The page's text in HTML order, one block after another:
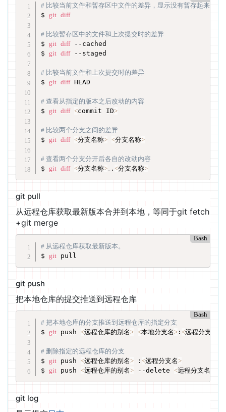
# 比较当前文件和暂存区中文件的差异，显示没有暂存起来的更
$ git diff
# 比较暂存区中的文件和上次提交时的差异
$ git diff --cached
$ git diff --staged
# 比较当前文件和上次提交时的差异
$ git diff HEAD
# 查看从指定的版本之后改动的内容
$ git diff <commit ID>
# 比较两个分支之间的差异
$ git diff <分支名称> <分支名称>
# 查看两个分支分开后各自的改动内容
$ git diff <分支名称>.. .<分支名称>
git pull
从远程仓库获取最新版本合并到本地，等同于git fetch
+git merge
Bash
# 从远程仓库获取最新版本。
$ git pull
git push
把本地仓库的提交推送到远程仓库
Bash
# 把本地仓库的分支推送到远程仓库的指定分支
$ git push <远程仓库的别名> <本地分支名> :<远程分支名
# 删除指定的远程仓库的分支
$ git push <远程仓库的别名> :<远程分支名>
$ git push <远程仓库的别名> --delete <远程分支名
git log